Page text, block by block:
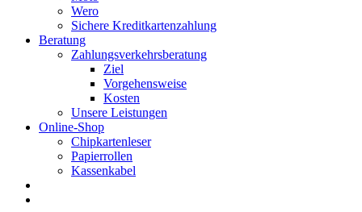
Wero
Sichere Kreditkartenzahlung
Beratung
Zahlungsverkehrsberatung
Ziel
Vorgehensweise
Kosten
Unsere Leistungen
Online-Shop
Chipkartenleser
Papierrollen
Kassenkabel